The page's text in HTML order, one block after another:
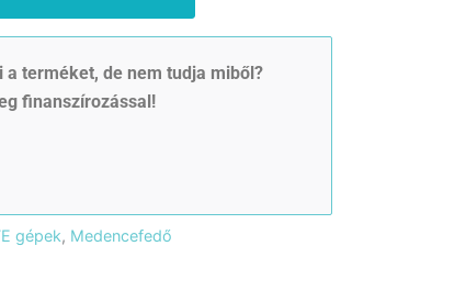
is:
3
899
a terméket, de nem tudja miből?
finanszírozással!
gépek, Medencefedő